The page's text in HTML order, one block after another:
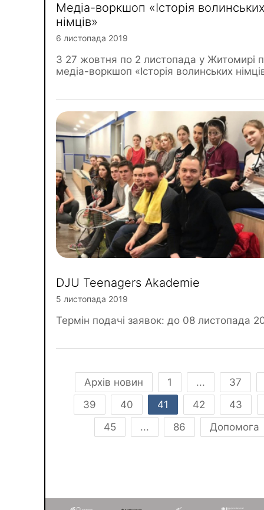
Медіа-воркшоп «Історія
німців»
6 листопада 2019
З 27 жовтня по 2 листопада у Житомирі
медіа-воркшоп «Історія волинських
DJU Teenagers Akademie
5 листопада 2019
Термін подачі заявок: до 08 листопада
Архів новин 1 ...
37
39
40 41 42
43
45
... 86 Допомога